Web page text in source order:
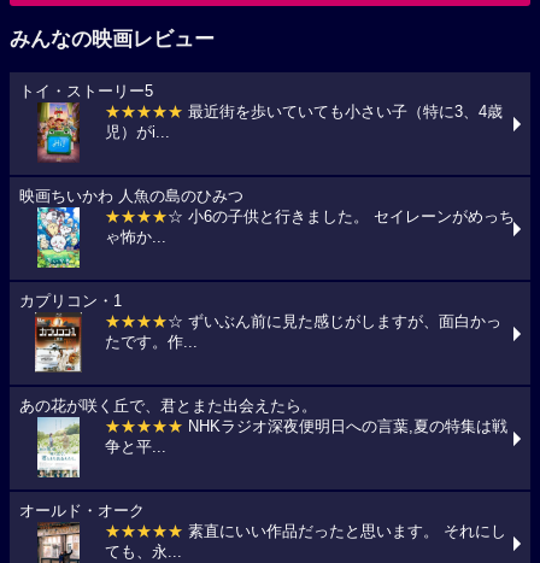
みんなの映画レビュー
トイ・ストーリー5
★★★★★ 最近街を歩いていても小さい子（特に3、4歳
児）がi...
映画ちいかわ 人魚の島のひみつ
★★★★☆ 小6の子供と行きました。 セイレーンがめっち
ゃ怖か...
カプリコン・1
★★★★☆ ずいぶん前に見た感じがしますが、面白かっ
たです。作...
あの花が咲く丘で、君とまた出会えたら。
★★★★★ NHKラジオ深夜便明日への言葉,夏の特集は戦
争と平...
オールド・オーク
★★★★★ 素直にいい作品だったと思います。 それにし
ても、永...